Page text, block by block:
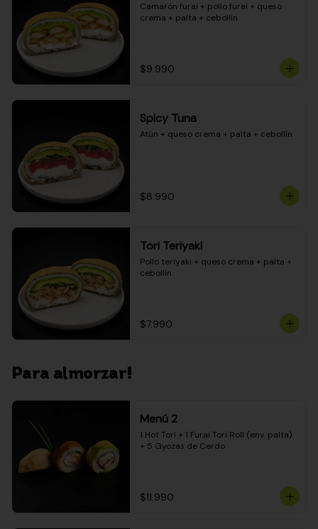
Camarón furai + pollo furai + queso
crema + palta + cebollín
$9.990
Spicy Tuna
Atún + queso crema + palta + cebollín
$8.990
Tori Teriyaki
Pollo teriyaki + queso crema + palta +
cebollín
$7.990
Para almorzar!
Menú 2
1 Hot Tori + 1 Furai Tori Roll (env. palta)
+ 5 Gyozas de Cerdo
$11.990